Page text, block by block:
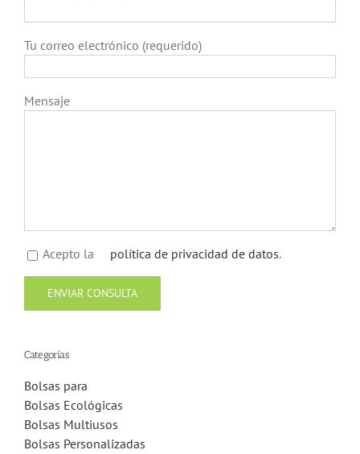
Tu correo electrónico (requerido)
Mensaje
Acepto la política de privacidad de datos.
Categorías
Bolsas para
Bolsas Ecológicas
Bolsas Multiusos
Bolsas Personalizadas